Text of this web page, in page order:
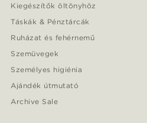
Kiegészítők öltönyhöz
Táskák & Pénztárcák
Ruházat és fehérnemű
Szemüvegek
Személyes higiénia
Ajándék útmutató
Archive Sale